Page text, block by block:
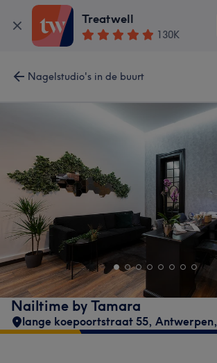
Treatwell
130K
Nagelstudio's in de buurt
Nailtime by Tamara
lange koepoortstraat 55, Antwerpen,